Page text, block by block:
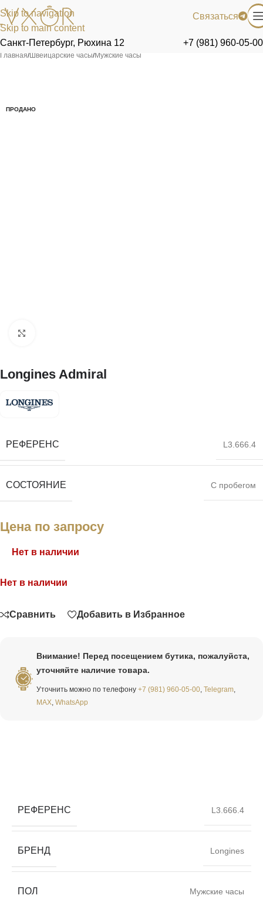
Skip to navigation
Skip to main content
Связаться
Санкт-Петербург, Рюхина 12 +7 (981) 960-05-00
Главная/Швейцарские часы/Мужские часы
ПРОДАНО
Longines Admiral
РЕФЕРЕНС L3.666.4
СОСТОЯНИЕ С пробегом
Цена по запросу
Нет в наличии
Нет в наличии
Сравнить Добавить в Избранное
Внимание! Перед посещением бутика, пожалуйста,
уточняйте наличие товара.
Уточнить можно по телефону +7 (981) 960-05-00 Telegram
MAX WhatsApp
РЕФЕРЕНС L3.666.4
БРЕНД Longines
ПОЛ Мужские часы